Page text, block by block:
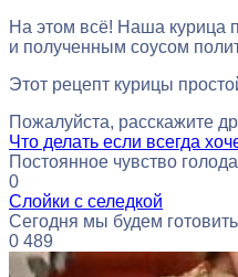
На этом всё! Наша курица
и полученным соусом
Этот рецепт курицы
Пожалуйста, расскажите
Что делать если всегда
Постоянное чувство
0
Слойки с селедкой
Сегодня мы будем
0 489